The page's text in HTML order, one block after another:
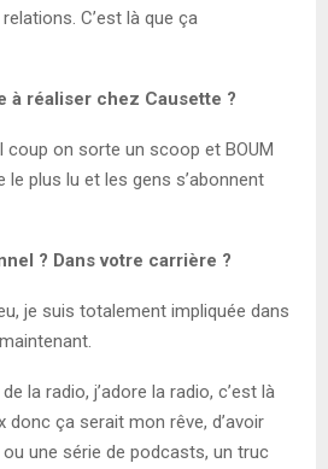
C’est là que ça
à réaliser chez Causette ?
coup on sorte un scoop et BOUM
le plus lu et les gens s’abonnent
? Dans votre carrière ?
je suis totalement impliquée dans
la radio, j’adore la radio, c’est là
donc ça serait mon rêve, d’avoir
une série de podcasts, un truc